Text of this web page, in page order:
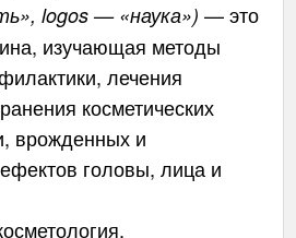
logos — «наука») — это
изучающая методы
лечения
косметических
врожденных и
головы, лица и